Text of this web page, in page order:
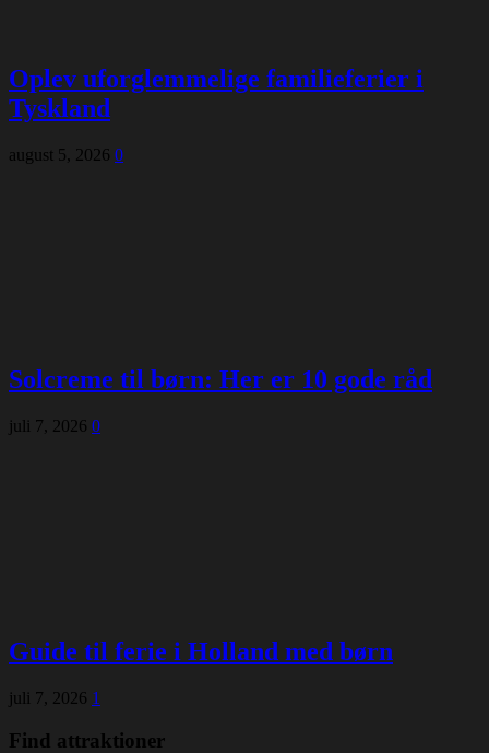
Oplev uforglemmelige familieferier i
Tyskland
august 5, 2026 0
Solcreme til børn: Her er 10 gode råd
juli 7, 2026 0
Guide til ferie i Holland med børn
juli 7, 2026 1
Find attraktioner